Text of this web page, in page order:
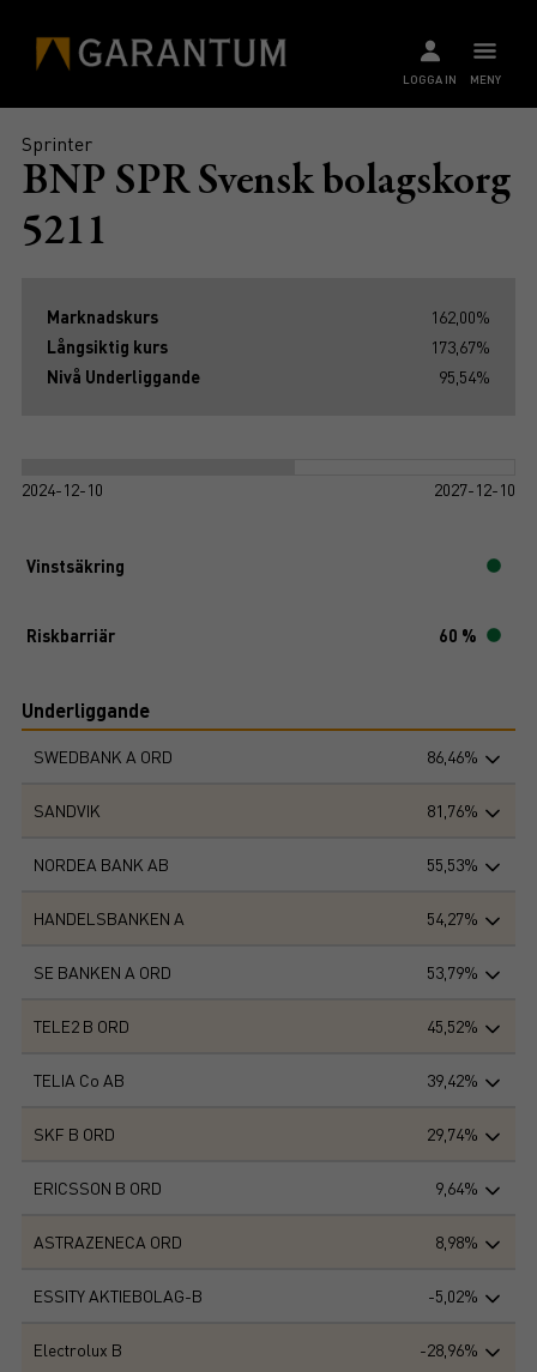
MENY
LOGGA IN
Sprinter
BNP SPR Svensk bolagskorg
5211
Marknadskurs
162,00%
Långsiktig kurs
173,67%
Nivå Underliggande
95,54%
2024-12-10 2027-12-10
Vinstsäkring
Riskbarriär 60 %
Underliggande
SWEDBANK A ORD 86,46%
SANDVIK 81,76%
NORDEA BANK AB 55,53%
HANDELSBANKEN A 54,27%
SE BANKEN A ORD 53,79%
TELE2 B ORD 45,52%
TELIA Co AB 39,42%
SKF B ORD 29,74%
ERICSSON B ORD 9,64%
ASTRAZENECA ORD 8,98%
ESSITY AKTIEBOLAG-B -5,02%
Electrolux B -28,96%